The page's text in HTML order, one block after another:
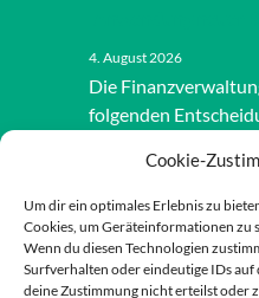
Cookie-
Um dir ein optimales Erlebnis zu
Cookies, um Geräteinformationen
Wenn du diesen Technologien
Surfverhalten oder eindeutige IDs
deine Zustimmung nicht erteilst oder
4. August 2026
Die
folgenden
veröffentlichen.
Finanzbehörden die
anwenden.